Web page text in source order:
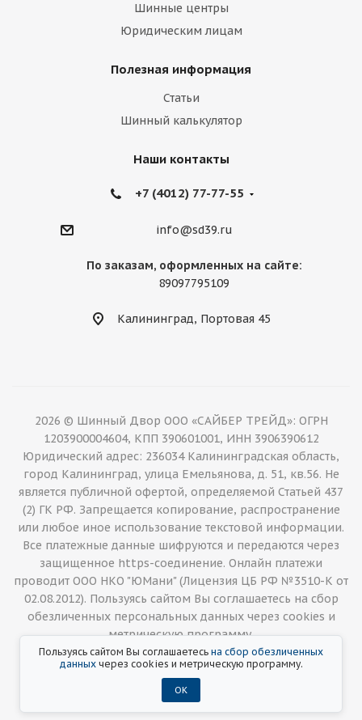
Шинные центры
Юридическим лицам
Полезная информация
Статьи
Шинный калькулятор
Наши контакты
+7 (4012) 77-77-55
info@sd39.ru
По заказам, оформленных на сайте:
89097795109
Калининград, Портовая 45
2026 © Шинный Двор ООО «САЙБЕР ТРЕЙД»: ОГРН
1203900004604, КПП 390601001, ИНН 3906390612
Юридический адрес: 236034 Калининградская область,
город Калининград, улица Емельянова, д. 51, кв.56. Не
является публичной офертой, определяемой Статьей 437
(2) ГК РФ. Запрещается копирование, распространение
или любое иное использование текстовой информации.
Все платежные данные шифруются и передаются через
защищенное https-соединение. Онлайн платежи
проводит ООО НКО "ЮМани" (Лицензия ЦБ РФ №3510-К от
02.08.2012). Пользуясь сайтом Вы соглашаетесь на сбор
обезличенных персональных данных через cookies и
метрическую программу.
Пользуясь сайтом Вы соглашаетесь на сбор обезличенных
данныхчерез cookies и метрическую программу.
ОК